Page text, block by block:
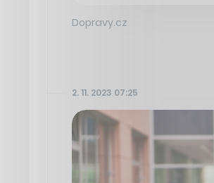
Dopravy.cz
2. 11. 2023 07:25